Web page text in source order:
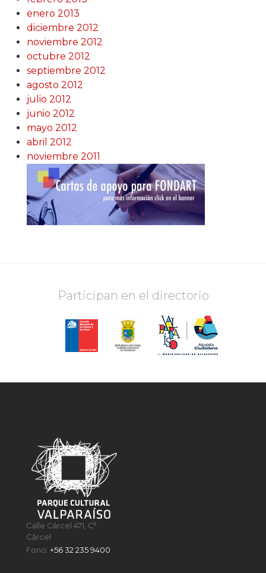
enero 2013
diciembre 2012
noviembre 2012
octubre 2012
septiembre 2012
agosto 2012
julio 2012
junio 2012
mayo 2012
abril 2012
noviembre 2011
Participan en el directorio
Calle Cárcel 471, C°
Cárcel
Fono:+56 32 235 9400